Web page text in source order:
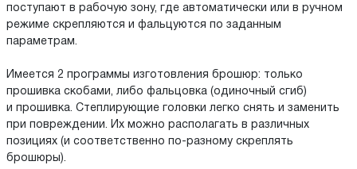
поступают в рабочую зону, где автоматически или в ручном
режиме скрепляются и фальцуются по заданным
параметрам.
Имеется 2 программы изготовления брошюр: только
прошивка скобами, либо фальцовка (одиночный сгиб)
и прошивка. Степлирующие головки легко снять и заменить
при повреждении. Их можно располагать в различных
позициях (и соответственно по-разному скреплять
брошюры).